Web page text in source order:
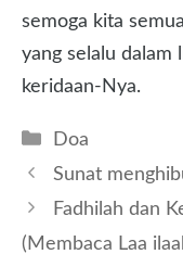
semoga kita
yang selalu dalam
keridaan-Nya.
Kategori
Doa
Sunat
Fadhilah dan
(Membaca Laa